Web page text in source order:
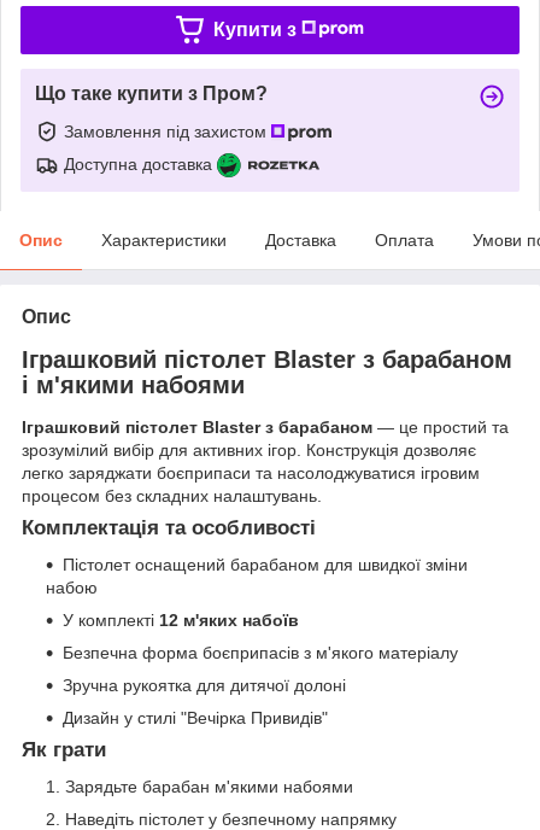
Купити з
Що таке купити з Пром?
Замовлення під захистом
Доступна доставка
Опис Характеристики Доставка Оплата Умови
Опис
Іграшковий пістолет Blaster з барабаном
і м'якими набоями
Іграшковий пістолет Blaster з барабаном — це простий та
зрозумілий вибір для активних ігор. Конструкція дозволяє
легко заряджати боєприпаси та насолоджуватися ігровим
процесом без складних налаштувань.
Комплектація та особливості
Пістолет оснащений барабаном для швидкої зміни
набою
У комплекті 12 м'яких набоїв
Безпечна форма боєприпасів з м'якого матеріалу
Зручна рукоятка для дитячої долоні
Дизайн у стилі "Вечірка Привидів"
Як грати
Зарядьте барабан м'якими набоями
Наведіть пістолет у безпечному напрямку